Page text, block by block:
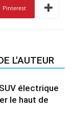
Pinterest
L'AUTEUR
électrique
le haut de